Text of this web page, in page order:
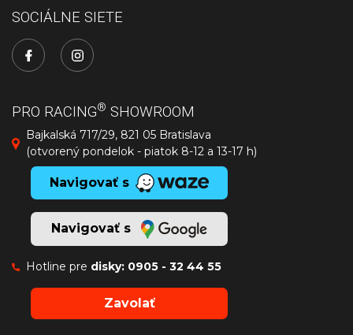
SOCIÁLNE SIETE
PRO RACING® SHOWROOM
Bajkalská 717/29, 821 05 Bratislava
(otvorený pondelok - piatok 8-12 a 13-17 h)
Navigovať s
Navigovať s
Hotline pre disky: 0905 - 32 44 55
Zavolať